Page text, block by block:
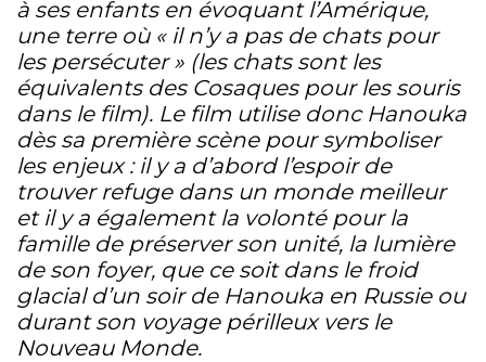
à ses enfants en évoquant l’Amérique,
une terre où « il n’y a pas de chats pour
les persécuter » (les chats sont les
équivalents des Cosaques pour les souris
dans le film). Le film utilise donc Hanouka
dès sa première scène pour symboliser
les enjeux : il y a d’abord l’espoir de
trouver refuge dans un monde meilleur
et il y a également la volonté pour la
famille de préserver son unité, la lumière
de son foyer, que ce soit dans le froid
glacial d’un soir de Hanouka en Russie ou
durant son voyage périlleux vers le
Nouveau Monde.